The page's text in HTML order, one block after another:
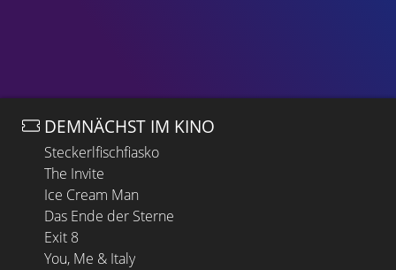
DEMNÄCHST IM KINO
Steckerlfischfiasko
The Invite
Ice Cream Man
Das Ende der Sterne
Exit 8
You, Me & Italy